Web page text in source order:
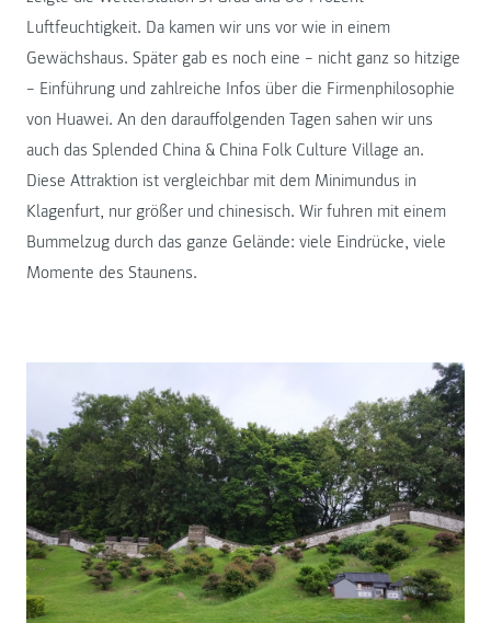
Luftfeuchtigkeit. Da kamen wir uns vor wie in einem
Gewächshaus. Später gab es noch eine – nicht ganz so hitzige
– Einführung und zahlreiche Infos über die Firmenphilosophie
von Huawei. An den darauffolgenden Tagen sahen wir uns
auch das Splended China & China Folk Culture Village an.
Diese Attraktion ist vergleichbar mit dem Minimundus in
Klagenfurt, nur größer und chinesisch. Wir fuhren mit einem
Bummelzug durch das ganze Gelände: viele Eindrücke, viele
Momente des Staunens.